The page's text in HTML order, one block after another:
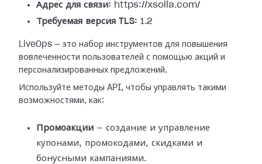
Адрес для связи: https://xsolla.com/
Требуемая версия TLS: 1.2
LiveOps — это набор инструментов для повышения
вовлеченности пользователей с помощью акций и
персонализированных предложений.
Используйте методы API, чтобы управлять такими
возможностями, как:
Промоакции — создание и управление
купонами, промокодами, скидками и
бонусными кампаниями.